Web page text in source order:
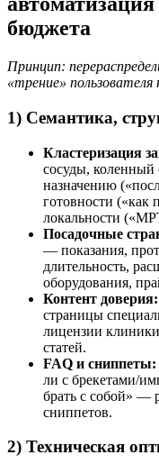
бюджета
Принцип:
«трение»
1) Семантика,
Кластеризация
сосуды, коленный
назначению
готовности («как
локальности
Посадочные
— показания,
длительность,
оборудования,
Контент доверия:
страницы
лицензии
статей.
FAQ и сниппеты:
ли с брекетами/
брать с собой» —
сниппетов.
2) Техническая